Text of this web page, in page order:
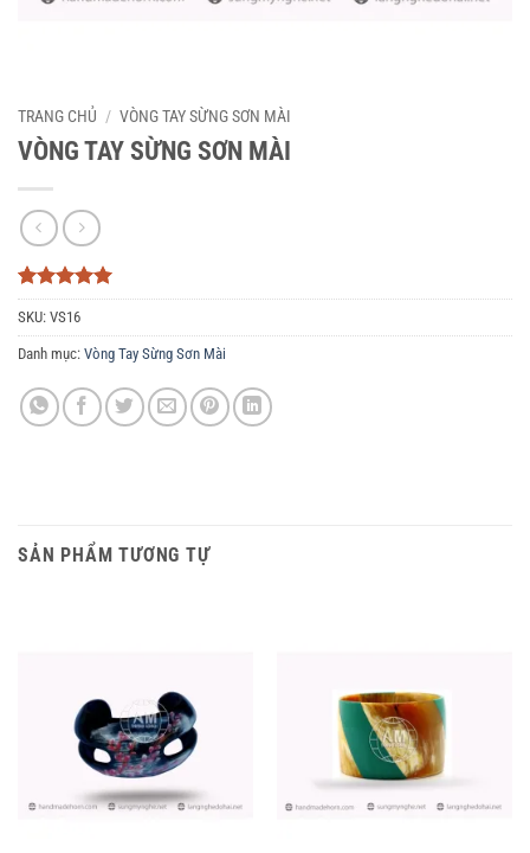
TRANG CHỦ / VÒNG TAY SỪNG SƠN MÀI
VÒNG TAY SỪNG SƠN MÀI
5trên 5
dựa trên
3
đánh giá
SKU: VS16
Danh mục: Vòng Tay Sừng Sơn Mài
SẢN PHẨM TƯƠNG TỰ